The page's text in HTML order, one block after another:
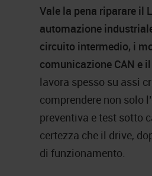
Vale la pena riparare il
automazione
circuito intermedio, i
comunicazione CAN e
lavora spesso su assi
comprendere non solo
preventiva e test sotto
certezza che il drive,
di funzionamento.